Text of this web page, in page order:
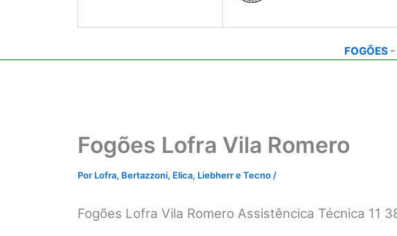
FOGÕES -
Fogões Lofra Vila Romero
Por Lofra, Bertazzoni, Elica, Liebherr e Tecno /
Fogões Lofra Vila Romero Assistêncica Técnica 11